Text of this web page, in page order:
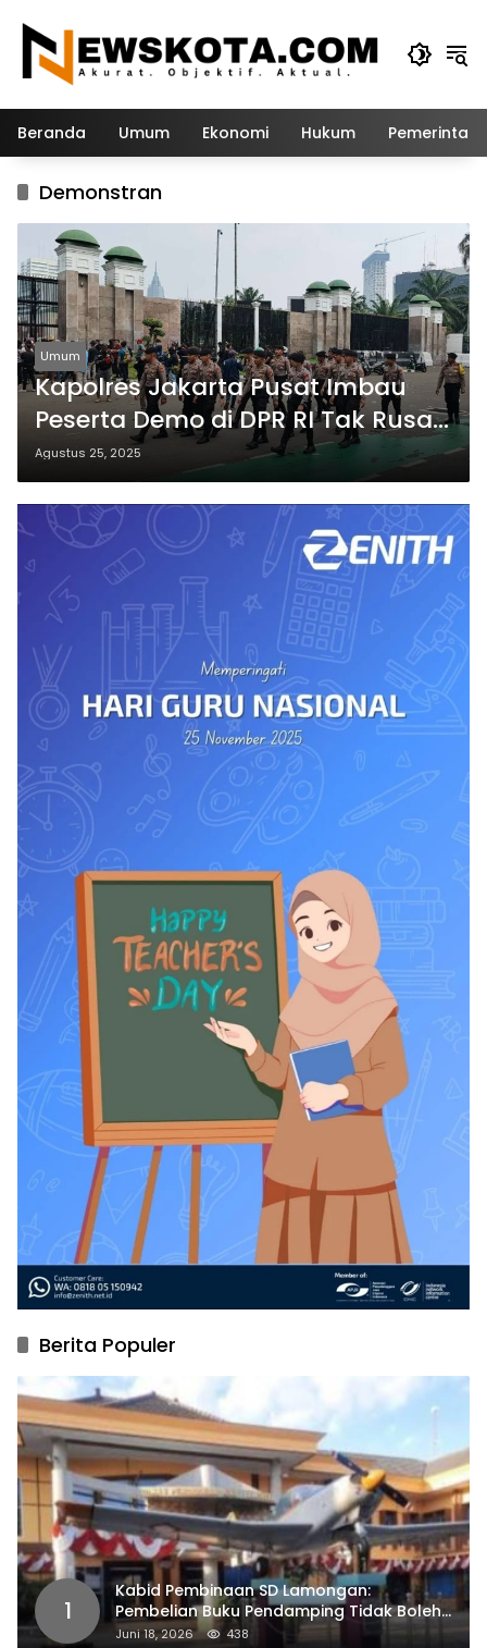
konten
Beranda Umum Ekonomi Hukum
Demonstran
Umum
Kapolres Jakarta Pusat Imbau
Peserta Demo di DPR RI Tak Rusak
Fasilitas Umum
Agustus 25, 2025
Berita Populer
1
Kabid Pembinaan SD Lamongan:
Pembelian Buku Pendamping Tidak Boleh
Dipaksakan
Juni 18, 2026 438